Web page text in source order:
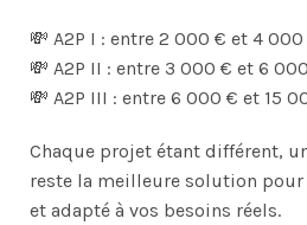
💸 A2P I : entre 2 000 € et 4 000
💸 A2P II : entre 3 000 € et 6
💸 A2P III : entre 6 000 € et 15
Chaque projet étant différent,
reste la meilleure solution
et adapté à vos besoins réels.